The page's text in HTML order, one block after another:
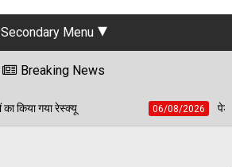
Secondary Menu
Breaking News
06/08/2026 पेड़ जन्म से मरण तक निभाते हैं साथ,